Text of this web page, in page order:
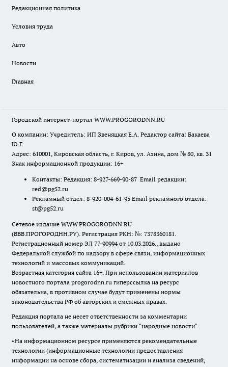
Редакционная политика
Условия труда
Авто
Новости
Главная
Городской интернет-портал WWW.PROGORODNN.RU
О компании: Учредитель: ИП Звеняцкая Е.А. Редактор сайта: Бакаева
Ю.Г.
Адрес: 610001, Кировская область, г. Киров, ул. Азина, дом № 80, кв. 31
Знак информационной продукции: 16+
Контакты: Редакция: 8-927-669-90-87 Email редакции:
red@pg52.ru
Рекламный отдел: 8-920-004-61-95 Email рекламного отдела:
st@pg52.ru
Сетевое издание WWW.PROGORODNN.RU
(ВВВ.ПРОГОРОДНН.РУ). Регистрация РКН: №: 7378360181.
Регистрационный номер ЭЛ 77-90994 от 10.03.2026., выдано
Федеральной службой по надзору в сфере связи, информационных
технологий и массовых коммуникаций.
Возрастная категория сайта 16+. При использовании материалов
новостного портала progorodnn.ru гиперссылка на ресурс
обязательна, в противном случае будут применены нормы
законодательства РФ об авторских и смежных правах.
Редакция портала не несет ответственности за комментарии
пользователей, а также материалы рубрики "народные новости".
«На информационном ресурсе применяются рекомендательные
технологии (информационные технологии предоставления
информации на основе сбора, систематизации и анализа сведений,